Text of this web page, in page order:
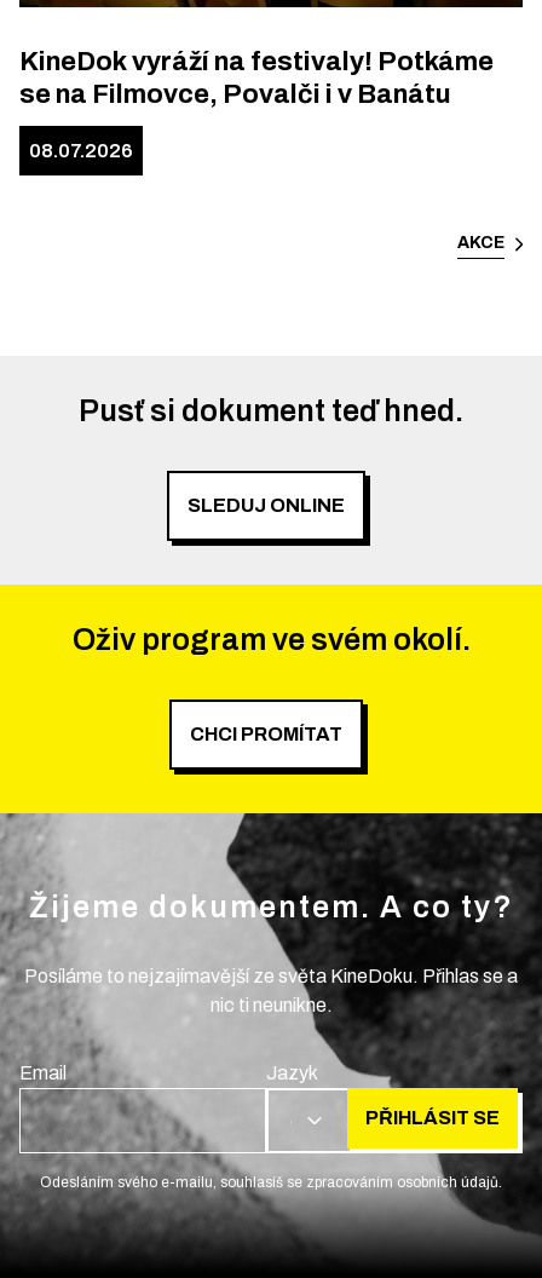
KineDok vyráží na festivaly! Potkáme
se na Filmovce, Povalči i v Banátu
08.07.2026
AKCE
Pusť si dokument teď hned.
SLEDUJ ONLINE
Oživ program ve svém okolí.
CHCI PROMÍTAT
Žijeme dokumentem. A co ty?
Posíláme to nejzajímavější ze světa KineDoku. Přihlas se a
nic ti neunikne.
Email Jazyk
CS PŘIHLÁSIT SE
Odesláním svého e-mailu, souhlasíš se zpracováním osobních údajů.